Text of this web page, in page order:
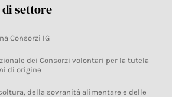
settore
Consorzi IG
dei Consorzi volontari per la tutela
di origine
della sovranità alimentare e delle